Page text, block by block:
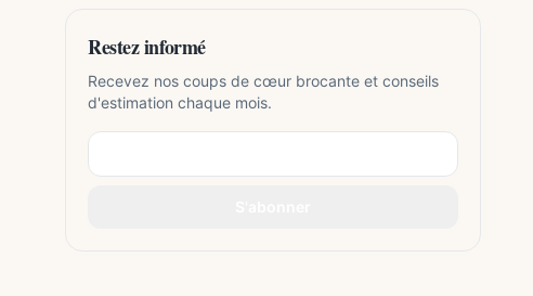
Restez informé
Recevez nos coups de cœur brocante et conseils
d'estimation chaque mois.